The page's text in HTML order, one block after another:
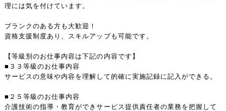
理には気を付けています。
ブランクのある方も大歓迎！
資格支援制度あり、スキルアップも可能です。
【等級別のお仕事内容は下記の内容です】
■３３等級のお仕事内容
サービスの意味や内容を理解して的確に実施記録に記入ができる。
■２５等級のお仕事内容
介護技術の指導・教育ができサービス提供責任者の業務を把握して